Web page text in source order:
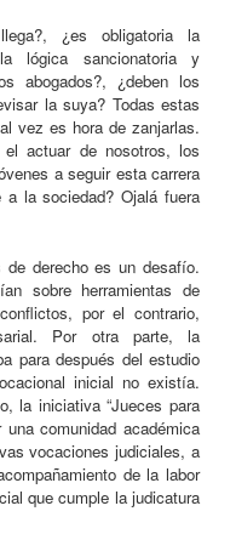
¿es obligatoria la
lógica sancionatoria y
abogados?, ¿deben los
la suya? Todas estas
vez es hora de zanjarlas.
el actuar de nosotros, los
a seguir esta carrera
a la sociedad? Ojalá fuera
derecho es un desafío.
sobre herramientas de
por el contrario,
Por otra parte, la
para después del estudio
inicial no existía.
la iniciativa “Jueces para
comunidad académica
vocaciones judiciales, a
de la labor
que cumple la judicatura